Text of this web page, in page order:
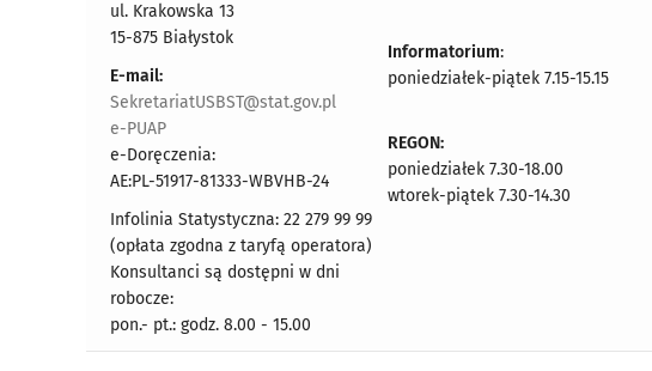
ul. Krakowska 13
15-875 Białystok
E-mail:
SekretariatUSBST@stat.gov.pl
e-PUAP
e-Doręczenia:
AE:PL-51917-81333-WBVHB-24
Infolinia Statystyczna: 22 279 99 99
(opłata zgodna z taryfą operatora)
Konsultanci są dostępni w dni
robocze:
pon.- pt.: godz. 8.00 - 15.00
Informatorium:
poniedziałek-piątek 7.15-15.15
REGON:
poniedziałek 7.30-18.00
wtorek-piątek 7.30-14.30